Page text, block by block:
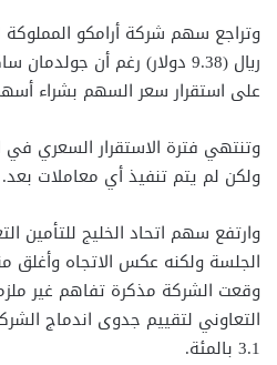
ريال (9.38 دولار) رغم أن
على استقرار سعر السهم بشراء
وتنتهي فترة الاستقرار السعري في
ولكن لم يتم تنفيذ أي معاملات بعد.
وارتفع سهم اتحاد الخليج
وقعت الشركة مذكرة تفاهم غير
التعاوني لتقييم جدوى اندماج
3.1 بالمئة.